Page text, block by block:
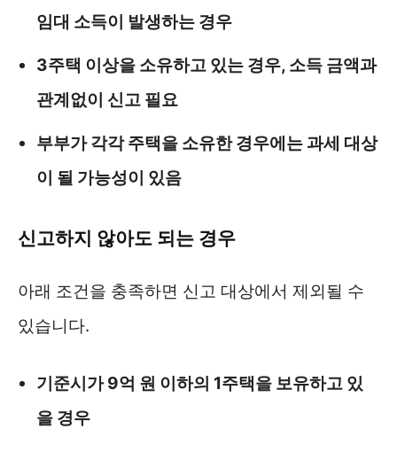
임대 소득이 발생하는 경우
3주택 이상을 소유하고 있는 경우, 소득 금액과
관계없이 신고 필요
부부가 각각 주택을 소유한 경우에는 과세 대상
이 될 가능성이 있음
신고하지 않아도 되는 경우
아래 조건을 충족하면 신고 대상에서 제외될 수
있습니다.
기준시가 9억 원 이하의 1주택을 보유하고 있
을 경우